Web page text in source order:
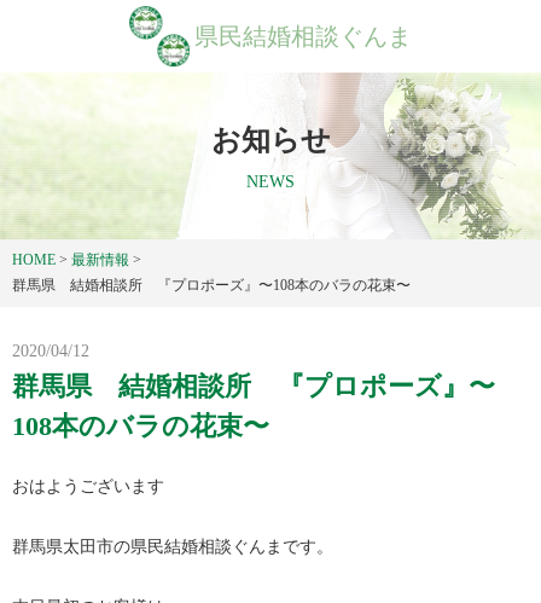
県民結婚相談ぐんま
お知らせ
NEWS
HOME > 最新情報 >
群馬県 結婚相談所 『プロポーズ』〜108本のバラの花束〜
2020/04/12
群馬県 結婚相談所 『プロポーズ』〜
108本のバラの花束〜
おはようございます
群馬県太田市の県民結婚相談ぐんまです。